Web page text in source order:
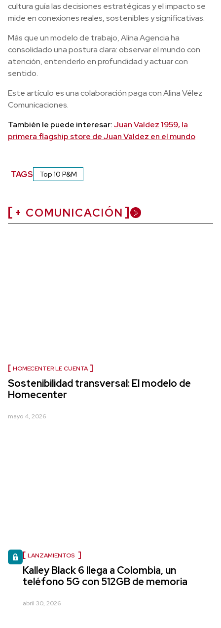
cultura guía las decisiones estratégicas y el impacto se
mide en conexiones reales, sostenibles y significativas.
Más que un modelo de trabajo, Alina Agencia ha
consolidado una postura clara: observar el mundo con
atención, entenderlo en profundidad y actuar con
sentido.
Este artículo es una colaboración paga con Alina Vélez
Comunicaciones.
También le puede interesar:Juan Valdez 1959, la
primera flagship store de Juan Valdez en el mundo
TAGS Top 10 P&M
+ COMUNICACIÓN
HOMECENTER LE CUENTA
Sostenibilidad transversal: El modelo de
Homecenter
mayo 4, 2026
LANZAMIENTOS
Kalley Black 6 llega a Colombia, un
teléfono 5G con 512GB de memoria
abril 30, 2026